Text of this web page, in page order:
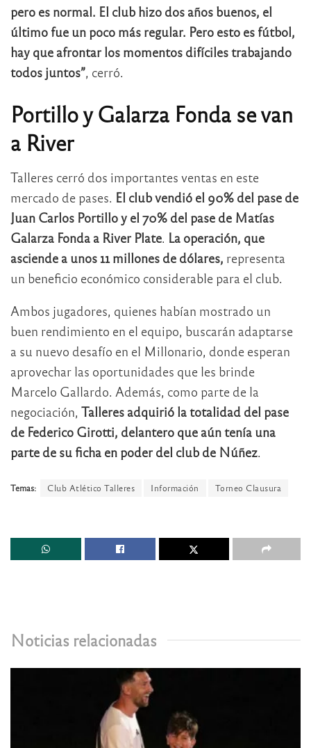
pero es normal. El club hizo dos años buenos, el
último fue un poco más regular. Pero esto es fútbol,
hay que afrontar los momentos difíciles trabajando
todos juntos” , cerró.
Portillo y Galarza Fonda se van
a River
Talleres cerró dos importantes ventas en este
mercado de pases. El club vendió el 90% del pase de
Juan Carlos Portillo y el 70% del pase de Matías
Galarza Fonda a River Plate. La operación, que
asciende a unos 11 millones de dólares, representa
un beneficio económico considerable para el club.
Ambos jugadores, quienes habían mostrado un
buen rendimiento en el equipo, buscarán adaptarse
a su nuevo desafío en el Millonario, donde esperan
aprovechar las oportunidades que les brinde
Marcelo Gallardo. Además, como parte de la
negociación, Talleres adquirió la totalidad del pase
de Federico Girotti, delantero que aún tenía una
parte de su ficha en poder del club de Núñez.
Temas: Club Atlético Talleres Información Torneo Clausura
Noticias relacionadas